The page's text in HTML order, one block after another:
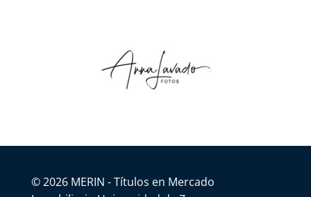
© 2026 MERIN - Títulos en Mercado